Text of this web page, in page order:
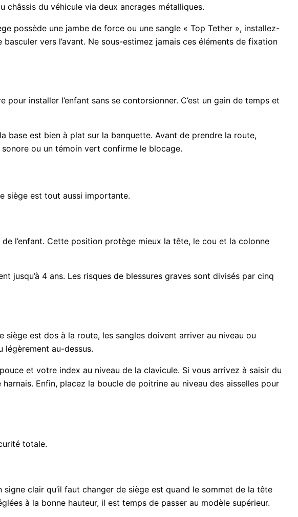
châssis du véhicule via deux ancrages métalliques.
possède une jambe de force ou une sangle « Top Tether », installez-
vers l’avant. Ne sous-estimez jamais ces éléments de fixation
installer l’enfant sans se contorsionner. C’est un gain de temps et
base est bien à plat sur la banquette. Avant de prendre la route,
ou un témoin vert confirme le blocage.
siège est tout aussi importante.
l’enfant. Cette position protège mieux la tête, le cou et la colonne
jusqu’à 4 ans. Les risques de blessures graves sont divisés par cinq
siège est dos à la route, les sangles doivent arriver au niveau ou
légèrement au-dessus.
et votre index au niveau de la clavicule. Si vous arrivez à saisir du
Enfin, placez la boucle de poitrine au niveau des aisselles pour
totale.
clair qu’il faut changer de siège est quand le sommet de la tête
à la bonne hauteur, il est temps de passer au modèle supérieur.